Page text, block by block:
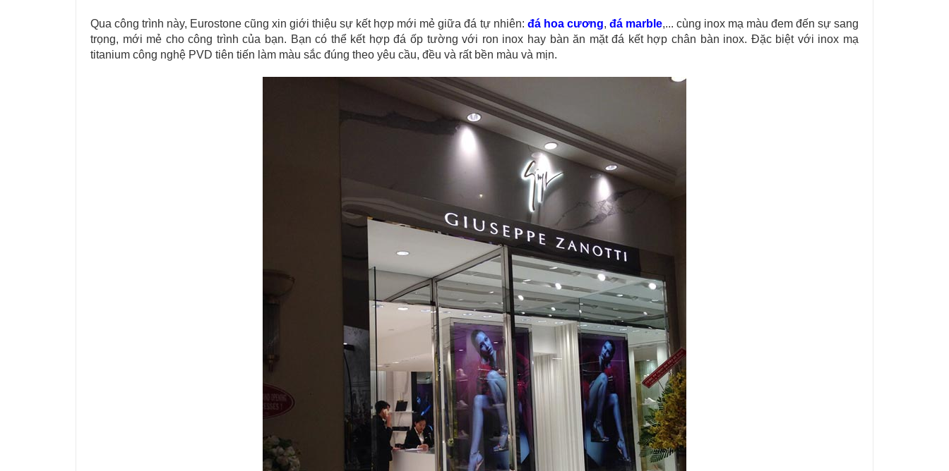
Qua công trình này, Eurostone cũng xin giới thiệu sự kết hợp mới mẻ giữa đá tự nhiên: đá hoa cương, đá marble,... cùng inox mạ màu đem đến sự sang
trọng, mới mẻ cho công trình của bạn. Bạn có thể kết hợp đá ốp tường với ron inox hay bàn ăn mặt đá kết hợp chân bàn inox. Đặc biệt với inox mạ
titanium công nghệ PVD tiên tiến làm màu sắc đúng theo yêu cầu, đều và rất bền màu và mịn.